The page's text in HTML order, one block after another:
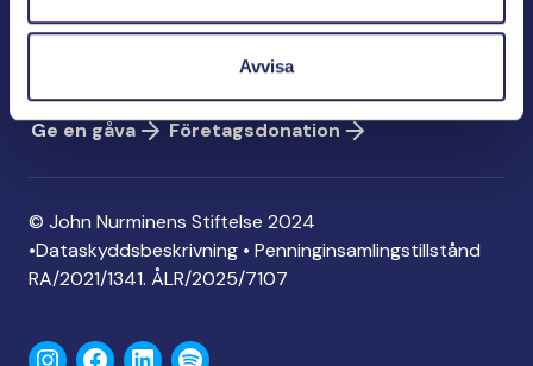
Avvisa
Ge en gåva
Ge en gåva
Företagsdonation
© John Nurminens Stiftelse 2024
•Dataskyddsbeskrivning • Penninginsamlingstillstånd
RA/2021/1341. ÅLR/2025/7107